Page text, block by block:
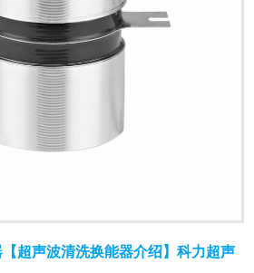
超声波清洗换能器介绍】科力超声